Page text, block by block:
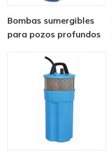
Bombas sumergibles
para pozos profundos
energía solar de 12/24